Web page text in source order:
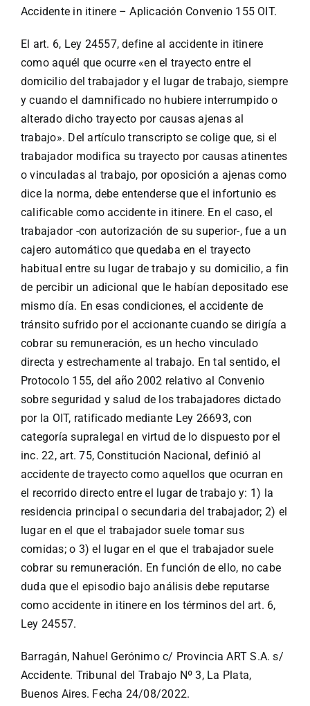
Accidente in itinere – Aplicación Convenio 155 OIT.
El art. 6, Ley 24557, define al accidente in itinere
como aquél que ocurre «en el trayecto entre el
domicilio del trabajador y el lugar de trabajo, siempre
y cuando el damnificado no hubiere interrumpido o
alterado dicho trayecto por causas ajenas al
trabajo». Del artículo transcripto se colige que, si el
trabajador modifica su trayecto por causas atinentes
o vinculadas al trabajo, por oposición a ajenas como
dice la norma, debe entenderse que el infortunio es
calificable como accidente in itinere. En el caso, el
trabajador -con autorización de su superior-, fue a un
cajero automático que quedaba en el trayecto
habitual entre su lugar de trabajo y su domicilio, a fin
de percibir un adicional que le habían depositado ese
mismo día. En esas condiciones, el accidente de
tránsito sufrido por el accionante cuando se dirigía a
cobrar su remuneración, es un hecho vinculado
directa y estrechamente al trabajo. En tal sentido, el
Protocolo 155, del año 2002 relativo al Convenio
sobre seguridad y salud de los trabajadores dictado
por la OIT, ratificado mediante Ley 26693, con
categoría supralegal en virtud de lo dispuesto por el
inc. 22, art. 75, Constitución Nacional, definió al
accidente de trayecto como aquellos que ocurran en
el recorrido directo entre el lugar de trabajo y: 1) la
residencia principal o secundaria del trabajador; 2) el
lugar en el que el trabajador suele tomar sus
comidas; o 3) el lugar en el que el trabajador suele
cobrar su remuneración. En función de ello, no cabe
duda que el episodio bajo análisis debe reputarse
como accidente in itinere en los términos del art. 6,
Ley 24557.
Barragán, Nahuel Gerónimo c/ Provincia ART S.A. s/
Accidente. Tribunal del Trabajo Nº 3, La Plata,
Buenos Aires. Fecha 24/08/2022.